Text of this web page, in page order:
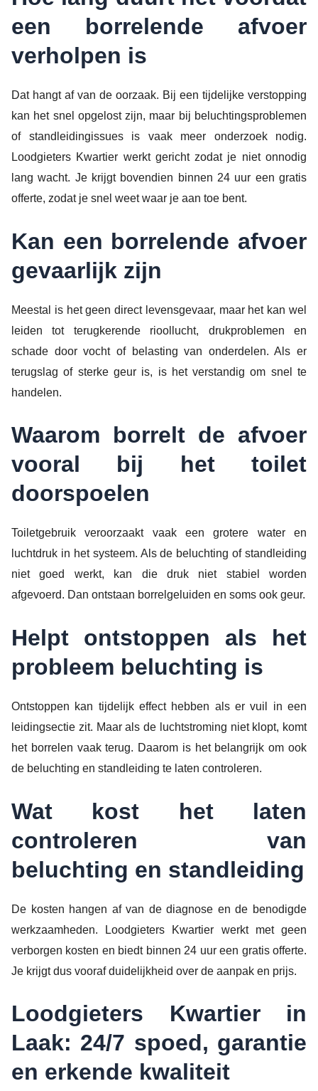
een borrelende afvoer
verholpen is
Dat hangt af van de oorzaak. Bij een tijdelijke verstopping
kan het snel opgelost zijn, maar bij beluchtingsproblemen
of standleidingissues is vaak meer onderzoek nodig.
Loodgieters Kwartier werkt gericht zodat je niet onnodig
lang wacht. Je krijgt bovendien binnen 24 uur een gratis
offerte, zodat je snel weet waar je aan toe bent.
Kan een borrelende afvoer
gevaarlijk zijn
Meestal is het geen direct levensgevaar, maar het kan wel
leiden tot terugkerende rioollucht, drukproblemen en
schade door vocht of belasting van onderdelen. Als er
terugslag of sterke geur is, is het verstandig om snel te
handelen.
Waarom borrelt de afvoer
vooral bij het toilet
doorspoelen
Toiletgebruik veroorzaakt vaak een grotere water en
luchtdruk in het systeem. Als de beluchting of standleiding
niet goed werkt, kan die druk niet stabiel worden
afgevoerd. Dan ontstaan borrelgeluiden en soms ook geur.
Helpt ontstoppen als het
probleem beluchting is
Ontstoppen kan tijdelijk effect hebben als er vuil in een
leidingsectie zit. Maar als de luchtstroming niet klopt, komt
het borrelen vaak terug. Daarom is het belangrijk om ook
de beluchting en standleiding te laten controleren.
Wat kost het laten
controleren van
beluchting en standleiding
De kosten hangen af van de diagnose en de benodigde
werkzaamheden. Loodgieters Kwartier werkt met geen
verborgen kosten en biedt binnen 24 uur een gratis offerte.
Je krijgt dus vooraf duidelijkheid over de aanpak en prijs.
Loodgieters Kwartier in
Laak: 24/7 spoed, garantie
en erkende kwaliteit